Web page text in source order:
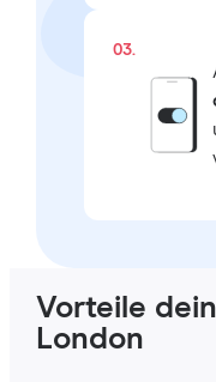
03.
Vorteile
London